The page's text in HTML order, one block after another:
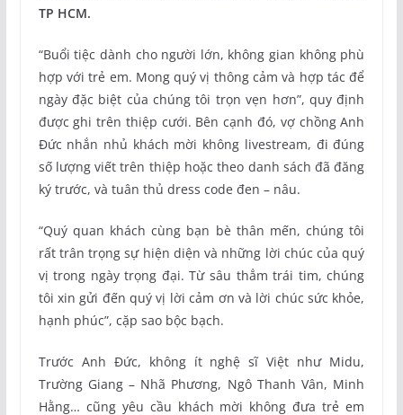
TP HCM.
“Buổi tiệc dành cho người lớn, không gian không phù
hợp với trẻ em. Mong quý vị thông cảm và hợp tác để
ngày đặc biệt của chúng tôi trọn vẹn hơn”, quy định
được ghi trên thiệp cưới. Bên cạnh đó, vợ chồng Anh
Đức nhắn nhủ khách mời không livestream, đi đúng
số lượng viết trên thiệp hoặc theo danh sách đã đăng
ký trước, và tuân thủ dress code đen – nâu.
“Quý quan khách cùng bạn bè thân mến, chúng tôi
rất trân trọng sự hiện diện và những lời chúc của quý
vị trong ngày trọng đại. Từ sâu thẳm trái tim, chúng
tôi xin gửi đến quý vị lời cảm ơn và lời chúc sức khỏe,
hạnh phúc”, cặp sao bộc bạch.
Trước Anh Đức, không ít nghệ sĩ Việt như Midu,
Trường Giang – Nhã Phương, Ngô Thanh Vân, Minh
Hằng… cũng yêu cầu khách mời không đưa trẻ em